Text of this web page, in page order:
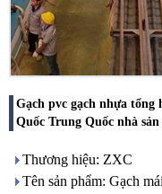
Gạch pvc gạch nhựa
Quốc Trung Quốc nhà
Thương hiệu: ZXC
Tên sản phẩm: Gạch